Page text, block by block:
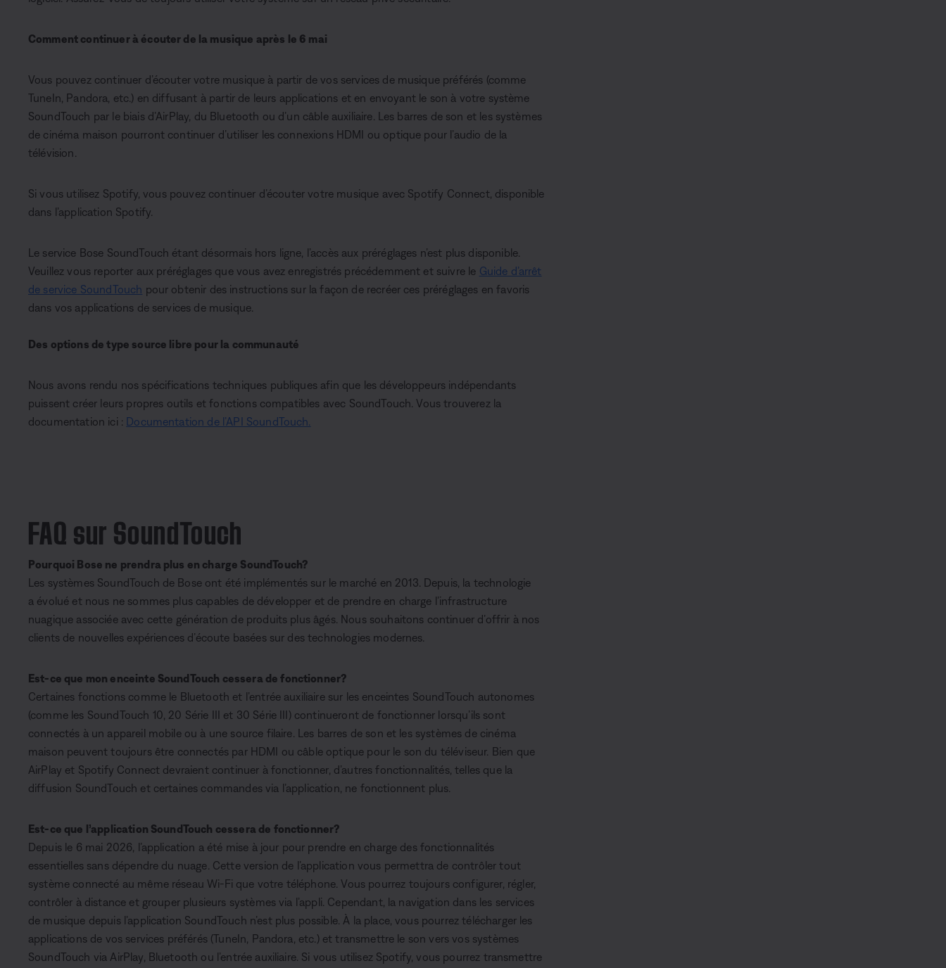
Comment continuer à écouter de la musique après le 6 mai
Vous pouvez continuer d’écouter votre musique à partir de vos services de musique préférés (comme
TuneIn, Pandora, etc.) en diffusant à partir de leurs applications et en envoyant le son à votre système
SoundTouch par le biais d’AirPlay, du Bluetooth ou d’un câble auxiliaire. Les barres de son et les systèmes
de cinéma maison pourront continuer d’utiliser les connexions HDMI ou optique pour l’audio de la
télévision.
Si vous utilisez Spotify, vous pouvez continuer d’écouter votre musique avec Spotify Connect, disponible
dans l’application Spotify.
Le service Bose SoundTouch étant désormais hors ligne, l’accès aux préréglages n’est plus disponible.
Veuillez vous reporter aux préréglages que vous avez enregistrés précédemment et suivre le Guide d’arrêt
de service SoundTouch pour obtenir des instructions sur la façon de recréer ces préréglages en favoris
dans vos applications de services de musique.
Des options de type source libre pour la communauté
Nous avons rendu nos spécifications techniques publiques afin que les développeurs indépendants
puissent créer leurs propres outils et fonctions compatibles avec SoundTouch. Vous trouverez la
documentation ici : Documentation de l’API SoundTouch.
FAQ sur SoundTouch
Pourquoi Bose ne prendra plus en charge SoundTouch?
Les systèmes SoundTouch de Bose ont été implémentés sur le marché en 2013. Depuis, la technologie
a évolué et nous ne sommes plus capables de développer et de prendre en charge l’infrastructure
nuagique associée avec cette génération de produits plus âgés. Nous souhaitons continuer d’offrir à nos
clients de nouvelles expériences d’écoute basées sur des technologies modernes.
Est-ce que mon enceinte SoundTouch cessera de fonctionner?
Certaines fonctions comme le Bluetooth et l’entrée auxiliaire sur les enceintes SoundTouch autonomes
(comme les SoundTouch 10, 20 Série III et 30 Série III) continueront de fonctionner lorsqu’ils sont
connectés à un appareil mobile ou à une source filaire. Les barres de son et les systèmes de cinéma
maison peuvent toujours être connectés par HDMI ou câble optique pour le son du téléviseur. Bien que
AirPlay et Spotify Connect devraient continuer à fonctionner, d’autres fonctionnalités, telles que la
diffusion SoundTouch et certaines commandes via l’application, ne fonctionnent plus.
Est-ce que l’application SoundTouch cessera de fonctionner?
Depuis le 6 mai 2026, l’application a été mise à jour pour prendre en charge des fonctionnalités
essentielles sans dépendre du nuage. Cette version de l’application vous permettra de contrôler tout
système connecté au même réseau Wi-Fi que votre téléphone. Vous pourrez toujours configurer, régler,
contrôler à distance et grouper plusieurs systèmes via l’appli. Cependant, la navigation dans les services
de musique depuis l’application SoundTouch n’est plus possible. À la place, vous pourrez télécharger les
applications de vos services préférés (TuneIn, Pandora, etc.) et transmettre le son vers vos systèmes
SoundTouch via AirPlay, Bluetooth ou l’entrée auxiliaire. Si vous utilisez Spotify, vous pourrez transmettre